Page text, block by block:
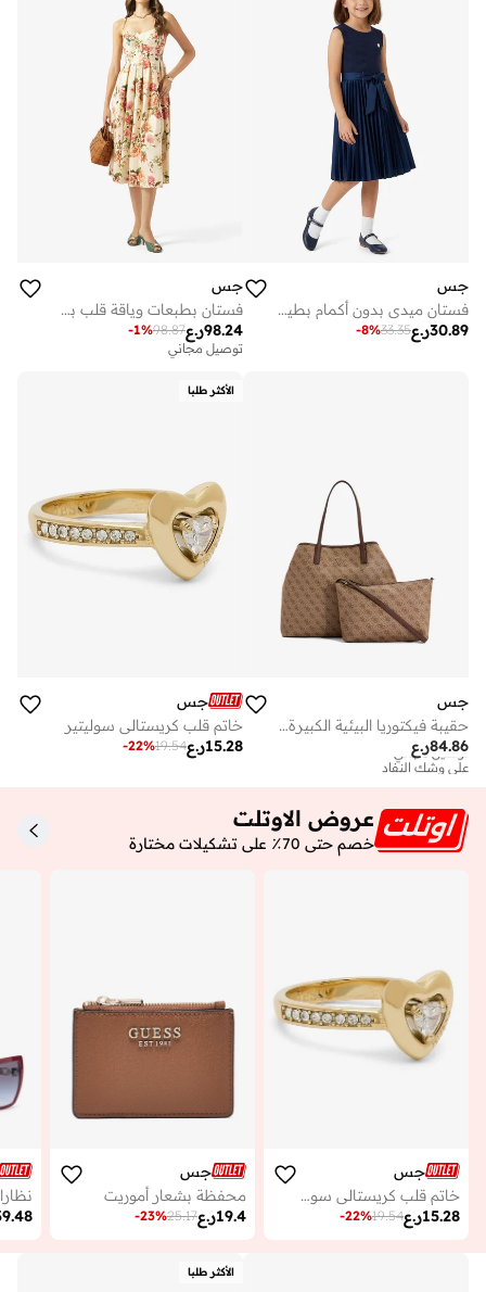
جس
فستان ميدي بدون أكمام بطيات مع حزام للشباب
ر.ع30.89
33.35
-8%
جس
فستان بطبعات وياقة قلب بحمالات
ر.ع98.24
98.87
-1%
توصيل مجاني
جس
حقيبة فيكتوريا البيئية الكبيرة في
ر.ع84.86
توصيل مجاني
على وشك النفاد
الأكثر طلبا
جس
خاتم قلب كريستالي سوليتير
ر.ع15.28
19.54
-22%
عروض الاوتلت
خصم حتى 70٪ على تشكيلات مختارة
جس
خاتم قلب كريستالي سوليتير
ر.ع15.28
19.54
-22%
جس
محفظة بشعار أموريت
ر.ع19.4
25.17
-23%
الأكثر طلبا